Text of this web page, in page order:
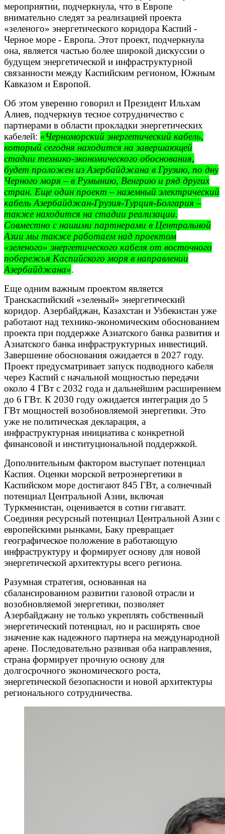
мероприятии, подчеркнула, что в Европе
внимательно следят за реализацией проекта
«зеленого» энергетического коридора Каспий -
Черное море - Европа. Этот проект, подчеркнула
она, является частью более широкой дискуссии о
будущем энергетической и инфраструктурной
связанности между Каспийским регионом, Южным
Кавказом и Европой.
Об этом уверенно говорил и Президент Ильхам
Алиев, подчеркнув тесное сотрудничество с
партнерами в области прокладки энергетических
кабелей: «Черноморский энергетический кабель,
который сегодня находится на завершающей
стадии технико-экономического обоснования,
будет проложен из Азербайджана в Грузию, по дну
Черного моря – в Румынию, Венгрию и ряд других
стран. Еще один проект – наземный электрический
кабель Азербайджан-Грузия-Турция-Болгария –
также находится на стадии реализации.
Совместно с нашими партнерами в Центральной
Азии мы также работаем над проектом
«зеленого» энергетического кабеля от восточного
побережья Каспийского моря в направлении
Азербайджана».
Еще одним важным проектом является
Транскаспийский «зеленый» энергетический
коридор. Азербайджан, Казахстан и Узбекистан уже
работают над технико-экономическим обоснованием
проекта при поддержке Азиатского банка развития и
Азиатского банка инфраструктурных инвестиций.
Завершение обоснования ожидается в 2027 году.
Проект предусматривает запуск подводного кабеля
через Каспий с начальной мощностью передачи
около 4 ГВт с 2032 года и дальнейшим расширением
до 6 ГВт. К 2030 году ожидается интеграция до 5
ГВт мощностей возобновляемой энергетики. Это
уже не политическая декларация, а
инфраструктурная инициатива с конкретной
финансовой и институциональной поддержкой.
Дополнительным фактором выступает потенциал
Каспия. Оценки морской ветроэнергетики в
Каспийском море достигают 845 ГВт, а солнечный
потенциал Центральной Азии, включая
Туркменистан, оценивается в сотни гигаватт.
Соединяя ресурсный потенциал Центральной Азии с
европейскими рынками, Баку превращает
географическое положение в работающую
инфраструктуру и формирует основу для новой
энергетической архитектуры всего региона.
Разумная стратегия, основанная на
сбалансированном развитии газовой отрасли и
возобновляемой энергетики, позволяет
Азербайджану не только укреплять собственный
энергетический потенциал, но и расширять свое
значение как надежного партнера на международной
арене. Последовательно развивая оба направления,
страна формирует прочную основу для
долгосрочного экономического роста,
энергетической безопасности и новой архитектуры
регионального сотрудничества.